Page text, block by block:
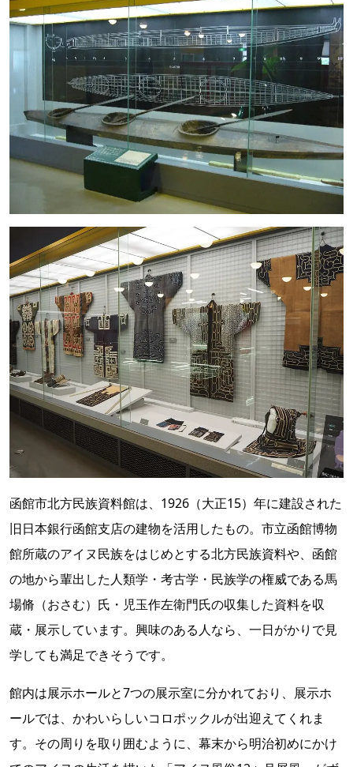
函館市北方民族資料館は、1926（大正15）年に建設された
旧日本銀行函館支店の建物を活用したもの。市立函館博物
館所蔵のアイヌ民族をはじめとする北方民族資料や、函館
の地から輩出した人類学・考古学・民族学の権威である馬
場脩（おさむ）氏・児玉作左衛門氏の収集した資料を収
蔵・展示しています。興味のある人なら、一日がかりで見
学しても満足できそうです。
館内は展示ホールと7つの展示室に分かれており、展示ホ
ールでは、かわいらしいコロポックルが出迎えてくれま
す。その周りを取り囲むように、幕末から明治初めにかけ